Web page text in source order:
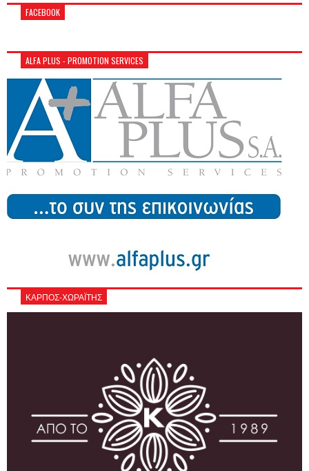
FACEBOOK
ALFA PLUS - PROMOTION SERVICES
ΚΑΡΠΟΣ-ΧΩΡΑΪΤΗΣ